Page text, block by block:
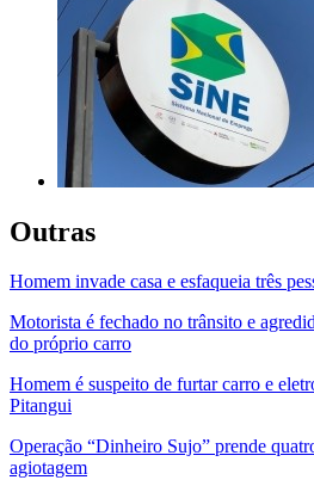
Outras
Homem invade casa e esfaqueia três
Motorista é fechado no trânsito e
do próprio carro
Homem é suspeito de furtar carro e
Pitangui
Operação “Dinheiro Sujo” prende
agiotagem